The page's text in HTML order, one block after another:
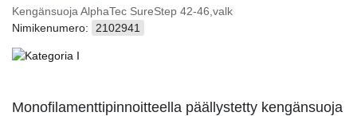
Kengänsuoja AlphaTec SureStep 42-46,valk
Nimikenumero:
2102941
Monofilamenttipinnoitteella päällystetty kengänsuoja